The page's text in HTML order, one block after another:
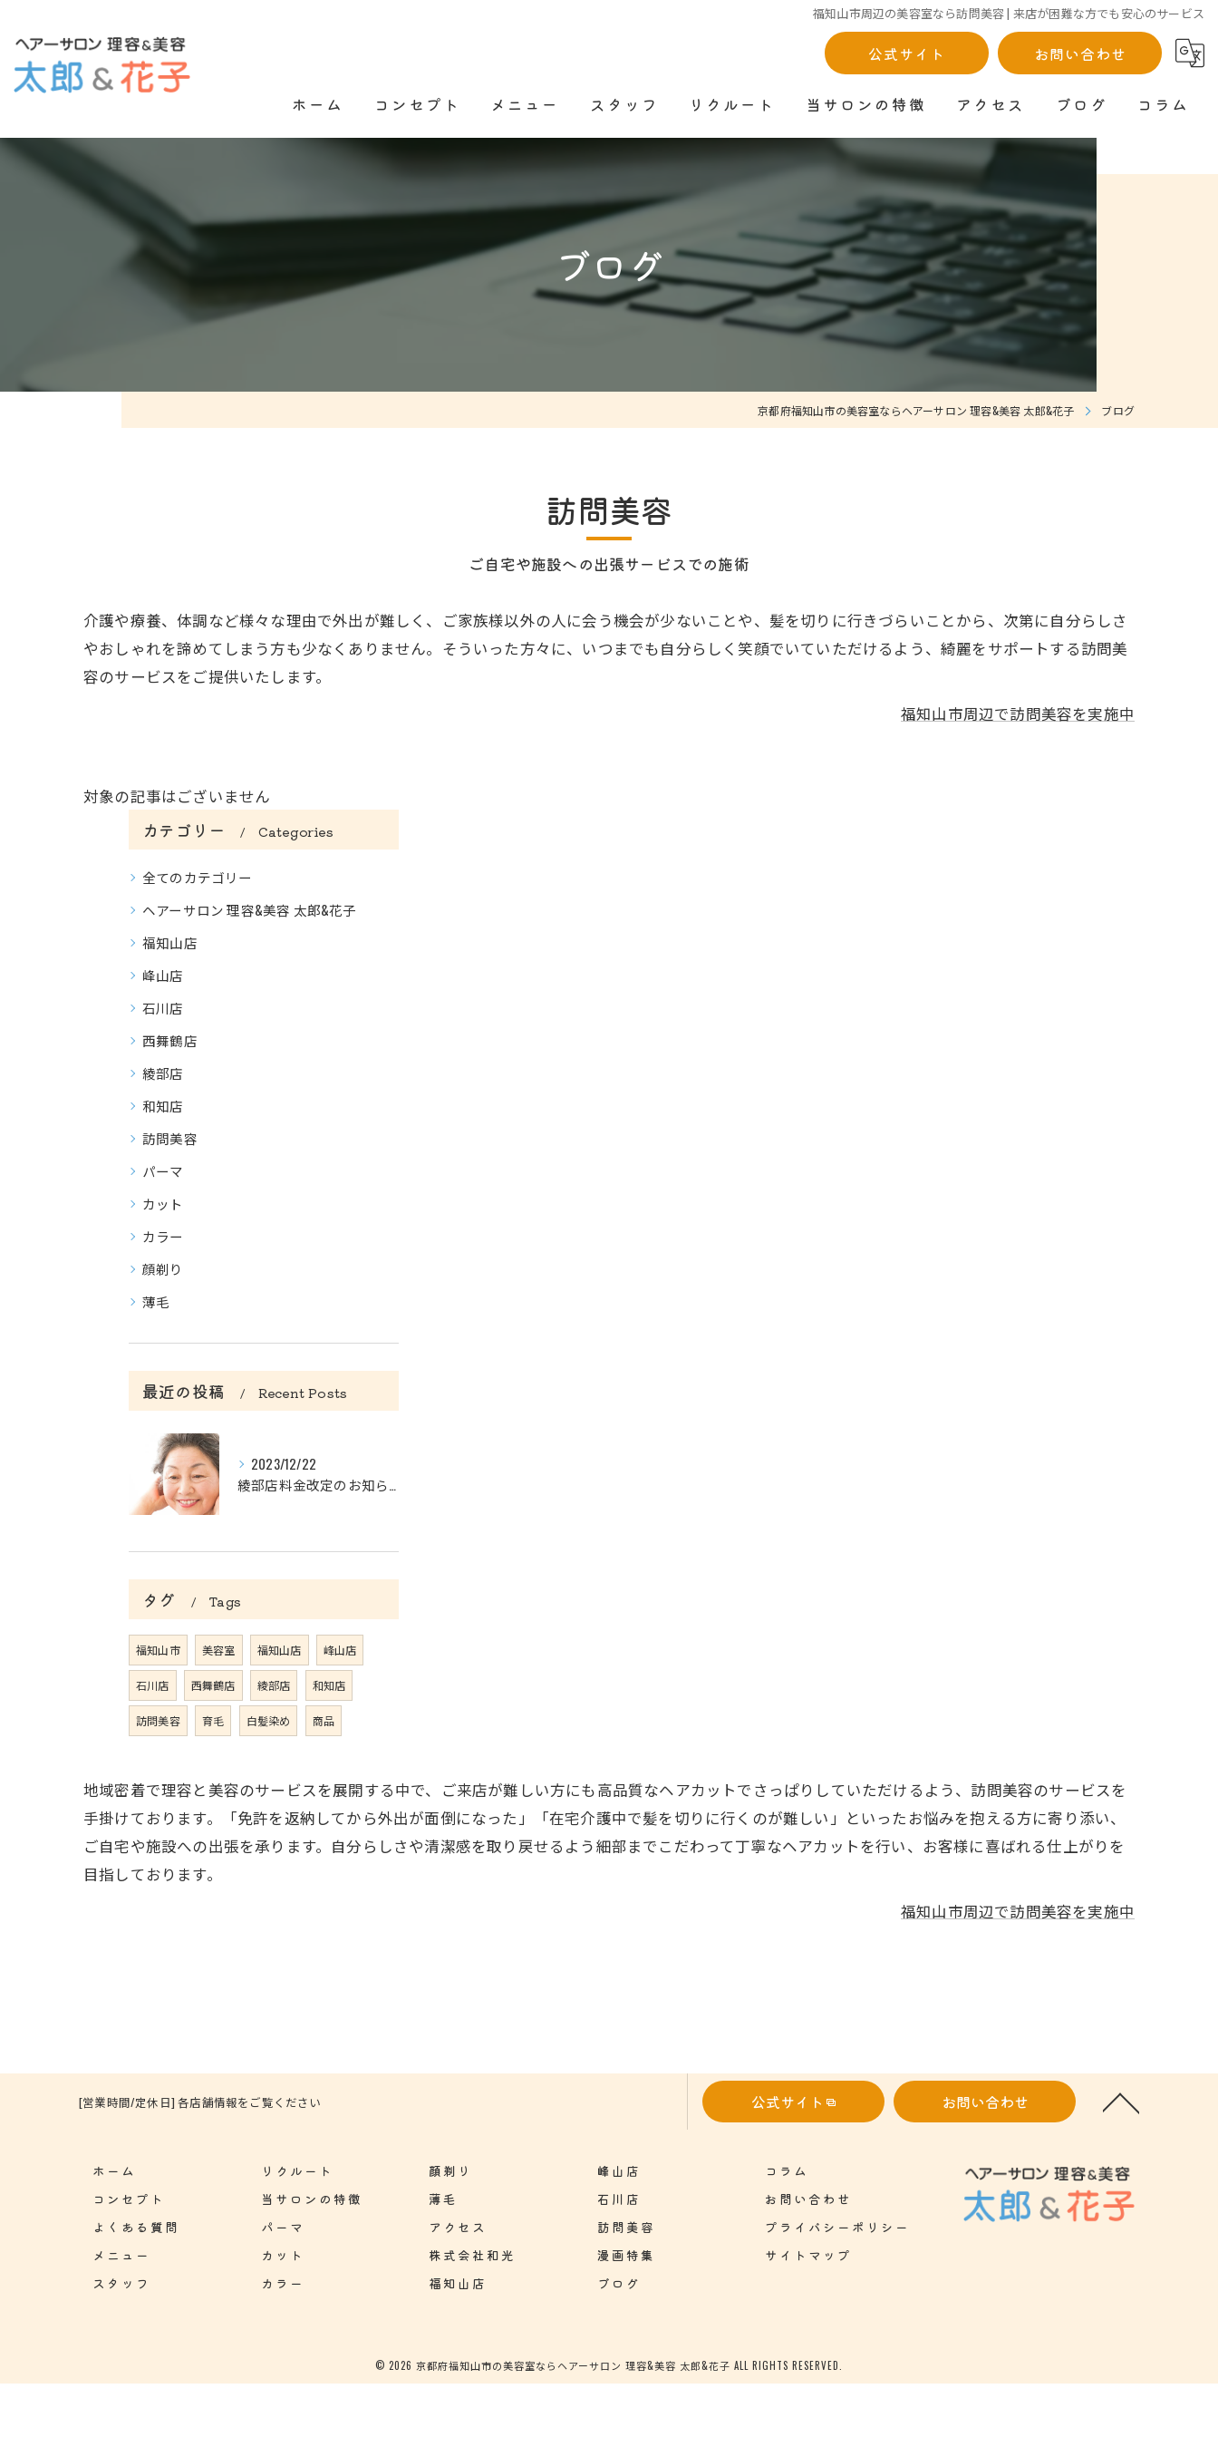
福知山市周辺の美容室なら訪問美容 | 来店が困難な方でも安心のサービス
公式サイト お問い合わせ
ホーム コンセプト メニュー スタッフ リクルート 当サロンの特徴
パーマ
カット
カラー
顔剃り
薄毛
アクセス
株式会社和光
福知山店
峰山店
石川店
訪問美容
ブログ コラム
ブログ
京都府福知山市の美容室ならヘアーサロン 理容&美容 太郎&花子 ブログ
訪問美容
ご自宅や施設への出張サービスでの施術
介護や療養、体調など様々な理由で外出が難しく、ご家族様以外の人に会う機会が少ないことや、髪を切りに行きづらいことから、次第に自分らしさ
やおしゃれを諦めてしまう方も少なくありません。そういった方々に、いつまでも自分らしく笑顔でいていただけるよう、綺麗をサポートする訪問美
容のサービスをご提供いたします。
福知山市周辺で訪問美容を実施中
対象の記事はございません
カテゴリー Categories
全てのカテゴリー
ヘアーサロン 理容&美容 太郎&花子
福知山店
峰山店
石川店
西舞鶴店
綾部店
和知店
訪問美容
パーマ
カット
カラー
顔剃り
薄毛
最近の投稿 Recent Posts
2023/12/22
綾部店料金改定のお知らせ
タグ Tags
福知山市 美容室 福知山店 峰山店
石川店 西舞鶴店 綾部店 和知店
訪問美容 育毛 白髪染め 商品
地域密着で理容と美容のサービスを展開する中で、ご来店が難しい方にも高品質なヘアカットでさっぱりしていただけるよう、訪問美容のサービスを
手掛けております。「免許を返納してから外出が面倒になった」「在宅介護中で髪を切りに行くのが難しい」といったお悩みを抱える方に寄り添い、
ご自宅や施設への出張を承ります。自分らしさや清潔感を取り戻せるよう細部までこだわって丁寧なヘアカットを行い、お客様に喜ばれる仕上がりを
目指しております。
福知山市周辺で訪問美容を実施中
[営業時間/定休日] 各店舗情報をご覧ください 公式サイト お問い合わせ
ホーム
コンセプト
よくある質問
メニュー
スタッフ
リクルート
当サロンの特徴
パーマ
カット
カラー
顔剃り
薄毛
アクセス
株式会社和光
福知山店
峰山店
石川店
訪問美容
漫画特集
ブログ
コラム
お問い合わせ
プライバシーポリシー
サイトマップ
© 2026 京都府福知山市の美容室ならヘアーサロン 理容&美容 太郎&花子 ALL RIGHTS RESERVED.